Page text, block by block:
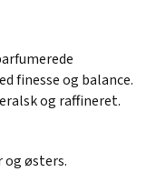
finesse og balance.
og raffineret.
østers.